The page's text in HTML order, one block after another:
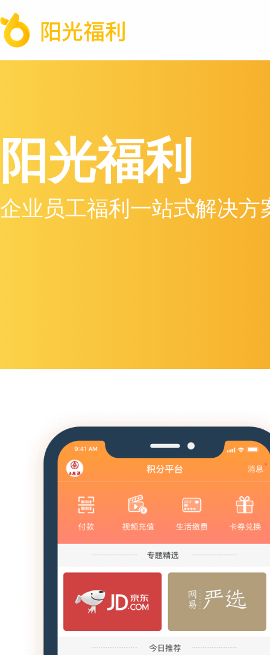
阳光福利
企业员工福利一站式解决方